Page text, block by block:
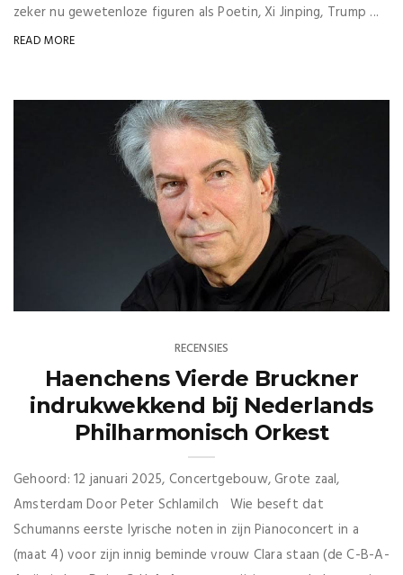
zeker nu gewetenloze figuren als Poetin, Xi Jinping, Trump ...
READ MORE
RECENSIES
Haenchens Vierde Bruckner
indrukwekkend bij Nederlands
Philharmonisch Orkest
Gehoord: 12 januari 2025, Concertgebouw, Grote zaal,
Amsterdam Door Peter Schlamilch Wie beseft dat
Schumanns eerste lyrische noten in zijn Pianoconcert in a
(maat 4) voor zijn innig beminde vrouw Clara staan (de C-B-A-